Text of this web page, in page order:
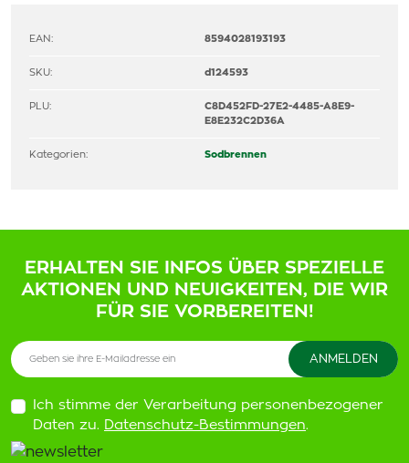
EAN: 8594028193193
SKU: d124593
PLU:
C8D452FD-27E2-4485-A8E9-
E8E232C2D36A
Kategorien: Sodbrennen
ERHALTEN SIE INFOS ÜBER SPEZIELLE
AKTIONEN UND NEUIGKEITEN, DIE WIR
FÜR SIE VORBEREITEN!
Ich stimme der Verarbeitung personenbezogener
Daten zu. Datenschutz-Bestimmungen.